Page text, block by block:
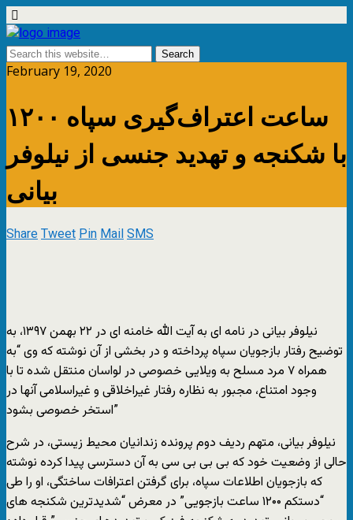
February 19, 2020
۱۲۰۰ ساعت اعتراف‌گیری سپاه
با شکنجه و تهدید جنسی از نیلوفر
بیانی
ShareTweetPinMailSMS
نیلوفر بیانی در نامه ای به آیت الله خامنه ای در ۲۲ بهمن ۱۳۹۷، به
توضیح رفتار بازجویان سپاه پرداخته و در بخشی از آن نوشته که وی “به
همراه ۷ مرد مسلح به ویلایی خصوصی در لواسان منتقل شده تا با
وجود امتناع، مجبور به نظاره رفتار غیراخلاقی و غیراسلامی آنها در
استخر خصوصی بشود”
نیلوفر بیانی، متهم ردیف دوم پرونده زندانیان محیط زیستی، در شرح
حالی از وضعیت خود که بی بی بی سی به آن دسترسی پیدا کرده نوشته
که بازجویان اطلاعات سپاه، برای گرفتن اعترافات ساختگی، او را طی
“دستکم ۱۲۰۰ ساعت بازجویی” در معرض “شدیدترین شکنجه های